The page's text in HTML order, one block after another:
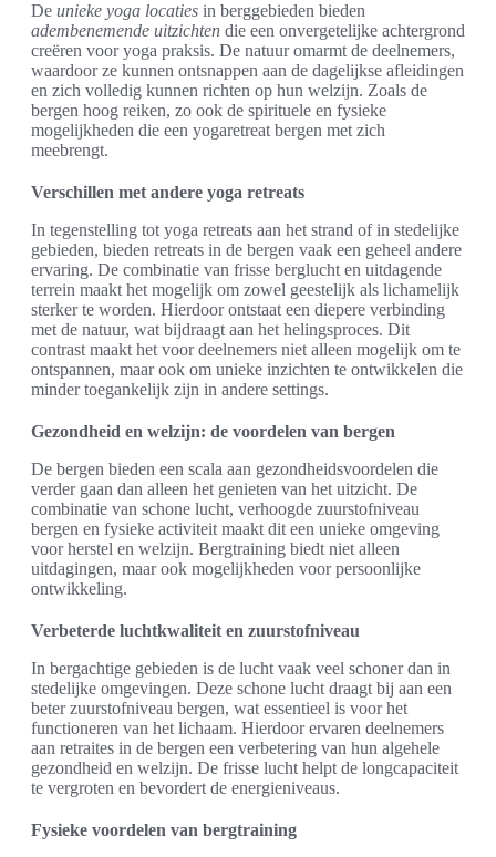
De unieke yoga locaties in berggebieden bieden
adembenemende uitzichten die een onvergetelijke achtergrond
creëren voor yoga praksis. De natuur omarmt de deelnemers,
waardoor ze kunnen ontsnappen aan de dagelijkse afleidingen
en zich volledig kunnen richten op hun welzijn. Zoals de
bergen hoog reiken, zo ook de spirituele en fysieke
mogelijkheden die een yogaretreat bergen met zich
meebrengt.
Verschillen met andere yoga retreats
In tegenstelling tot yoga retreats aan het strand of in stedelijke
gebieden, bieden retreats in de bergen vaak een geheel andere
ervaring. De combinatie van frisse berglucht en uitdagende
terrein maakt het mogelijk om zowel geestelijk als lichamelijk
sterker te worden. Hierdoor ontstaat een diepere verbinding
met de natuur, wat bijdraagt aan het helingsproces. Dit
contrast maakt het voor deelnemers niet alleen mogelijk om te
ontspannen, maar ook om unieke inzichten te ontwikkelen die
minder toegankelijk zijn in andere settings.
Gezondheid en welzijn: de voordelen van bergen
De bergen bieden een scala aan gezondheidsvoordelen die
verder gaan dan alleen het genieten van het uitzicht. De
combinatie van schone lucht, verhoogde zuurstofniveau
bergen en fysieke activiteit maakt dit een unieke omgeving
voor herstel en welzijn. Bergtraining biedt niet alleen
uitdagingen, maar ook mogelijkheden voor persoonlijke
ontwikkeling.
Verbeterde luchtkwaliteit en zuurstofniveau
In bergachtige gebieden is de lucht vaak veel schoner dan in
stedelijke omgevingen. Deze schone lucht draagt bij aan een
beter zuurstofniveau bergen, wat essentieel is voor het
functioneren van het lichaam. Hierdoor ervaren deelnemers
aan retraites in de bergen een verbetering van hun algehele
gezondheid en welzijn. De frisse lucht helpt de longcapaciteit
te vergroten en bevordert de energieniveaus.
Fysieke voordelen van bergtraining